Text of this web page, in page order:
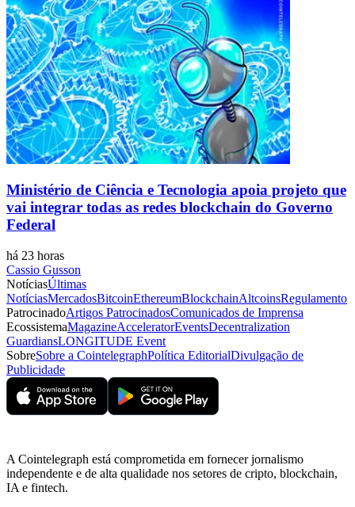
Ministério de Ciência e Tecnologia apoia projeto que
vai integrar todas as redes blockchain do Governo
Federal
há 23 horas
Cassio Gusson
NotíciasÚltimas
NotíciasMercadosBitcoinEthereumBlockchainAltcoinsRegulamento
PatrocinadoArtigos PatrocinadosComunicados de Imprensa
EcossistemaMagazineAcceleratorEventsDecentralization
GuardiansLONGITUDE Event
SobreSobre a CointelegraphPolítica EditorialDivulgação de
Publicidade
A Cointelegraph está comprometida em fornecer jornalismo
independente e de alta qualidade nos setores de cripto, blockchain,
IA e fintech.